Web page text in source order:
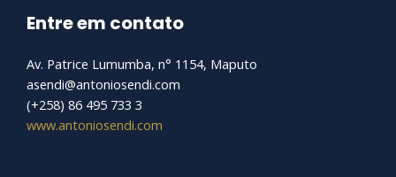
Entre em contato
Av. Patrice Lumumba, n° 1154, Maputo
asendi@antoniosendi.com​
(+258) 86 495 733 3
www.antoniosendi.com